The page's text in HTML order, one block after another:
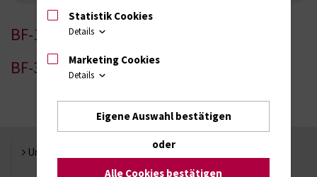
BF-1
BF-3
Universität Rostock
Statistik Cookies
Details
Marketing Cookies
Details
Eigene Auswahl bestätigen
oder
Alle Cookies bestätigen